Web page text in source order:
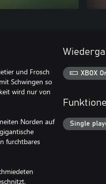
und Frosch
Schwingen so
wird nur von
Norden auf
furchtbares
XBOX
Single